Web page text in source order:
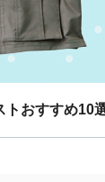
トおすすめ10